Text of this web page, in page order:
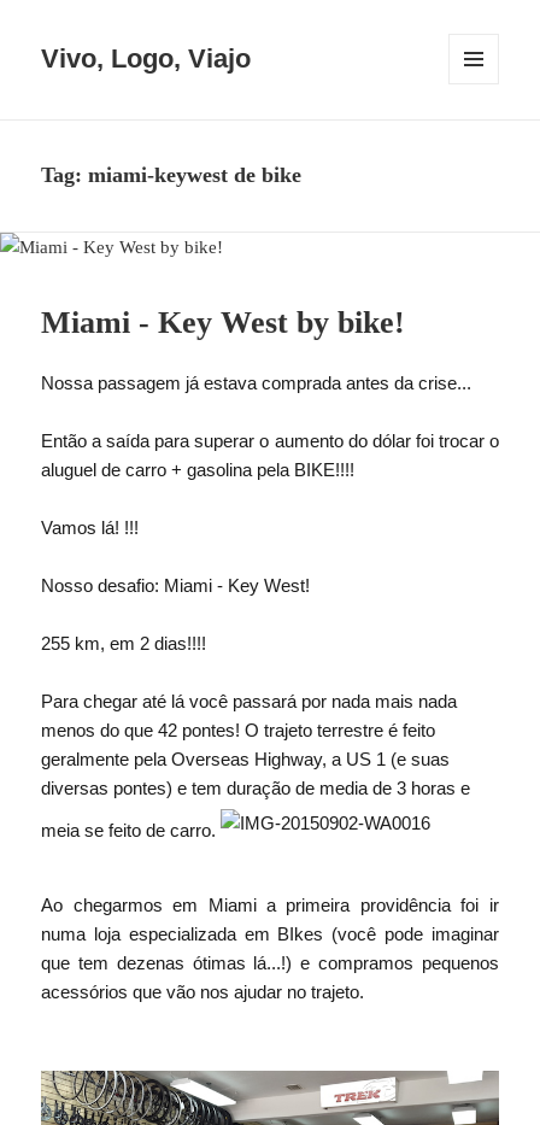
Vivo, Logo, Viajo
Tag:miami-keywest de bike
Miami - Key West by bike!
Nossa passagem já estava comprada antes da crise...
Então a saída para superar o aumento do dólar foi trocar o
aluguel de carro + gasolina pela BIKE!!!!
Vamos lá! !!!
Nosso desafio: Miami - Key West!
255 km, em 2 dias!!!!
Para chegar até lá você passará por nada mais nada
menos do que 42 pontes! O trajeto terrestre é feito
geralmente pela Overseas Highway, a US 1 (e suas
diversas pontes) e tem duração de media de 3 horas e
meia se feito de carro.
Ao chegarmos em Miami a primeira providência foi ir
numa loja especializada em BIkes (você pode imaginar
que tem dezenas ótimas lá...!) e compramos pequenos
acessórios que vão nos ajudar no trajeto.